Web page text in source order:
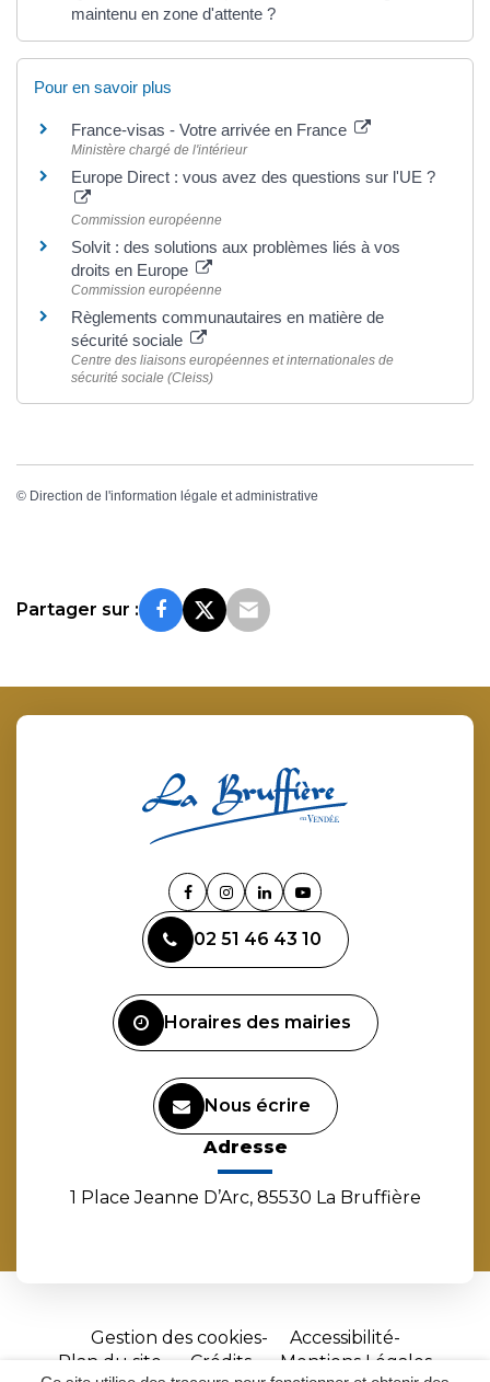
maintenu en zone d'attente ?
Pour en savoir plus
France-visas - Votre arrivée en France
Ministère chargé de l'intérieur
Europe Direct : vous avez des questions sur l'UE ?
Commission européenne
Solvit : des solutions aux problèmes liés à vos
droits en Europe
Commission européenne
Règlements communautaires en matière de
sécurité sociale
Centre des liaisons européennes et internationales de
sécurité sociale (Cleiss)
© Direction de l'information légale et administrative
Partager sur :
Lien
vers
le
compte
Lien
le
compte
Lien
le
compte
Lien
la
chaîne
02 51 46 43 10
Horaires des mairies
Nous écrire
Adresse
1 Place Jeanne D’Arc, 85530 La Bruffière
Gestion des cookies
Accessibilité
Plan du site
Crédits Mentions Légales